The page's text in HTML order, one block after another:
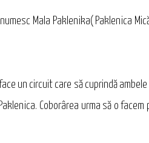
Mala Paklenika( Paklenica
un circuit care să cuprindă ambele
Coborârea urma să o facem